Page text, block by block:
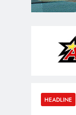
HEADLINE